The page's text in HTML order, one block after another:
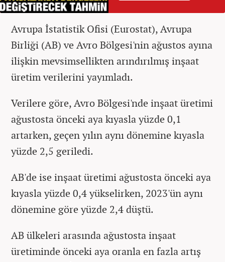
Avrupa İstatistik Ofisi (Eurostat), Avrupa
Birliği (AB) ve Avro Bölgesi'nin ağustos ayına
ilişkin mevsimsellikten arındırılmış inşaat
üretim verilerini yayımladı.
Verilere göre, Avro Bölgesi'nde inşaat üretimi
ağustosta önceki aya kıyasla yüzde 0,1
artarken, geçen yılın aynı dönemine kıyasla
yüzde 2,5 geriledi.
AB'de ise inşaat üretimi ağustosta önceki aya
kıyasla yüzde 0,4 yükselirken, 2023'ün aynı
dönemine göre yüzde 2,4 düştü.
AB ülkeleri arasında ağustosta inşaat
üretiminde önceki aya oranla en fazla artış